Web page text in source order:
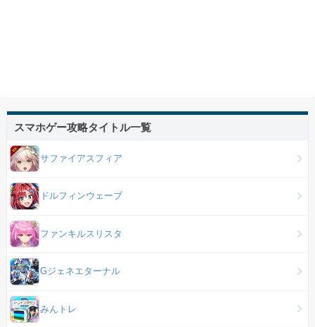
スマホゲー攻略タイトル一覧
サファイアスフィア
ドルフィンウェーブ
ファンキルスリスタ
Gジェネエターナル
みんトレ